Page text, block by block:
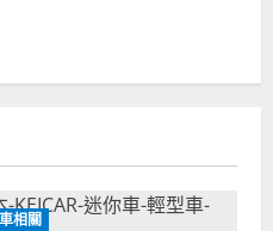
相關